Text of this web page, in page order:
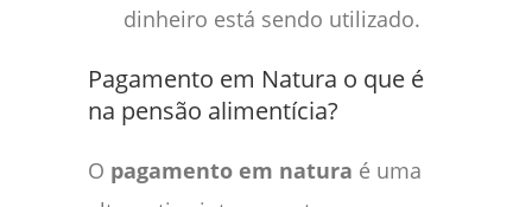
dinheiro está sendo utilizado.
Pagamento em Natura o que é
na pensão alimentícia?
O pagamento em natura é uma